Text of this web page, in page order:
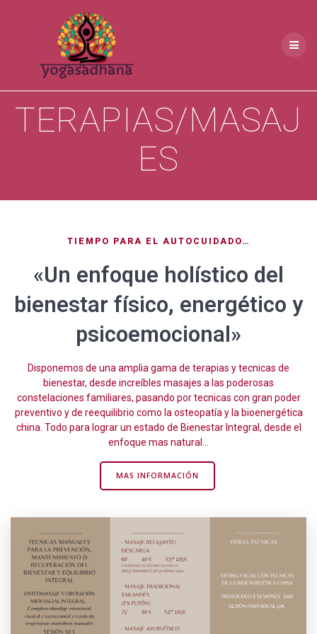
TERAPIAS/MASAJ
ES
TIEMPO PARA EL AUTOCUIDADO…
«Un enfoque holístico del
bienestar físico, energético y
psicoemocional»
Disponemos de una amplia gama de terapias y tecnicas de
bienestar, desde increíbles masajes a las poderosas
constelaciones familiares, pasando por tecnicas con gran poder
preventivo y de reequilibrio como la osteopatía y la bioenergética
china. Todo para lograr un estado de Bienestar Integral, desde el
enfoque mas natural…
MAS INFORMACIÓN